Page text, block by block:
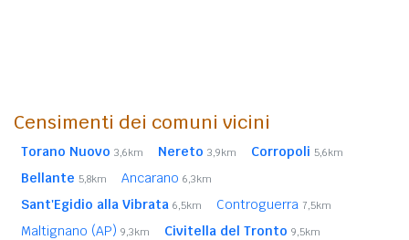
Censimenti dei comuni vicini
Torano Nuovo 3,6km Nereto 3,9km Corropoli 5,6km
Bellante 5,8km Ancarano 6,3km
Sant'Egidio alla Vibrata 6,5km Controguerra 7,5km
Maltignano (AP) 9,3km Civitella del Tronto 9,5km